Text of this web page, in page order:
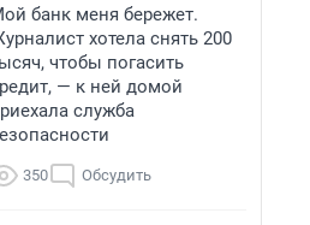
банк меня бережет.
хотела снять 200
чтобы погасить
— к ней домой
служба
350 Обсудить